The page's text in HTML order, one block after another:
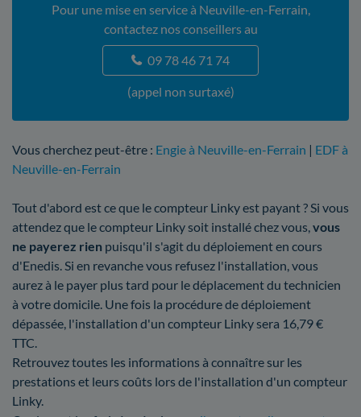
Pour une mise en service à Neuville-en-Ferrain,
contactez nos conseillers au
09 78 46 71 74
(appel non surtaxé)
Vous cherchez peut-être : Engie à Neuville-en-Ferrain | EDF à
Neuville-en-Ferrain
Tout d'abord est ce que le compteur Linky est payant ? Si vous
attendez que le compteur Linky soit installé chez vous,vous
ne payerez rien puisqu'il s'agit du déploiement en cours
d'Enedis. Si en revanche vous refusez l'installation, vous
aurez à le payer plus tard pour le déplacement du technicien
à votre domicile. Une fois la procédure de déploiement
dépassée, l'installation d'un compteur Linky sera 16,79 €
TTC.
Retrouvez toutes les informations à connaître sur les
prestations et leurs coûts lors de l'installation d'un compteur
Linky.